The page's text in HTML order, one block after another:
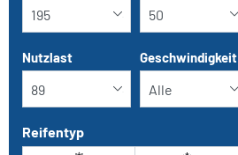
Nutzlast Geschwindigkeit
Reifentyp